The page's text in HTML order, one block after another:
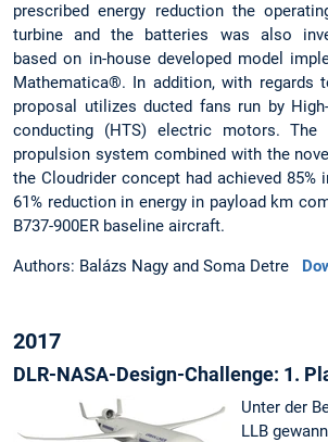
prescribed energy reduction the
turbine and the batteries was also
based on in-house developed model
Mathematica®. In addition, with regards
proposal utilizes ducted fans run by
conducting (HTS) electric motors. The
propulsion system combined with the
the Cloudrider concept had achieved 85%
61% reduction in energy in payload km
B737-900ER baseline aircraft.
Authors: Balázs Nagy and Soma Detre
2017
DLR-NASA-Design-Challenge: 1.
Unter der
LLB